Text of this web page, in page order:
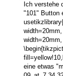
Ich verstehe
"101" Button
eine etwas